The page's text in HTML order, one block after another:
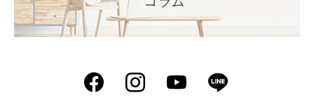
Facebook
Instagram
YouTube